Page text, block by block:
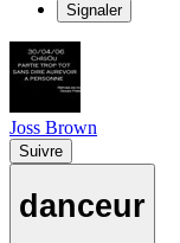
Signaler
Joss Brown
Suivre
danceur